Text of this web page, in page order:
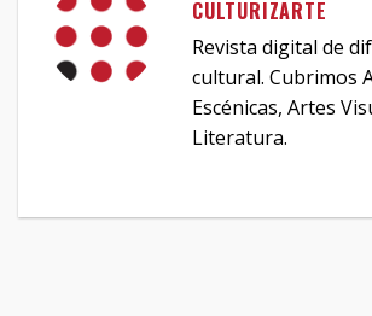
CULTURIZARTE
Revista digital de
cultural. Cubrimos
Escénicas, Artes
Literatura.